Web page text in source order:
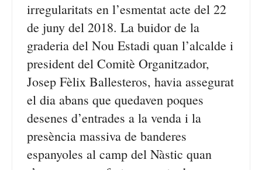
irregularitats en l’esmentat acte del 22
de juny del 2018. La buidor de la
graderia del Nou Estadi quan l’alcalde i
president del Comitè Organitzador,
Josep Fèlix Ballesteros, havia assegurat
el dia abans que quedaven poques
desenes d’entrades a la venda i la
presència massiva de banderes
espanyoles al camp del Nàstic quan